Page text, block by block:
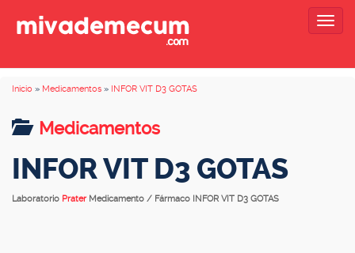
Inicio » Medicamentos » INFOR VIT D3 GOTAS
Medicamentos
INFOR VIT D3 GOTAS
Laboratorio Prater Medicamento / Fármaco INFOR VIT D3 GOTAS